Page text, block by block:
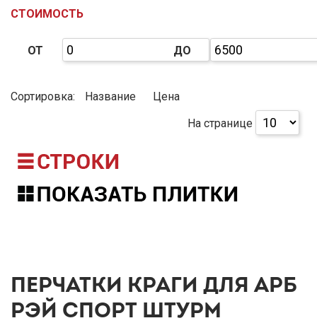
СТОИМОСТЬ
ОТ ДО
Сортировка: Название
Цена
На странице
ПЕРЧАТКИ КРАГИ ДЛЯ АРБ
РЭЙ СПОРТ ШТУРМ